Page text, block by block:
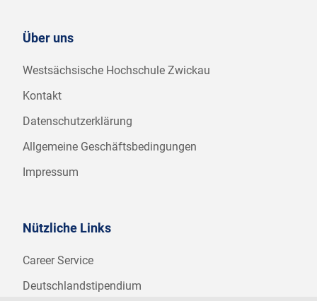
Über uns
Westsächsische Hochschule Zwickau
Kontakt
Datenschutzerklärung
Allgemeine Geschäftsbedingungen
Impressum
Nützliche Links
Career Service
Deutschlandstipendium